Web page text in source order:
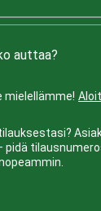
auttaa?
mielellämme!